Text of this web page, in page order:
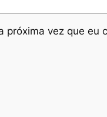
próxima vez que eu